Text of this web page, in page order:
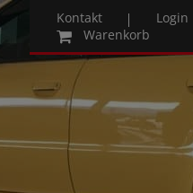
Kontakt
Login
Warenkorb